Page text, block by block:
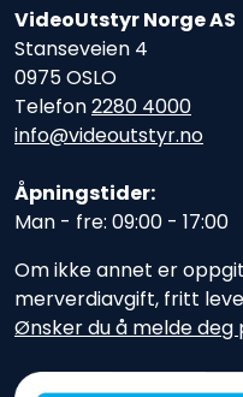
VideoUtstyr Norge AS
Stanseveien 4
0975 OSLO
Telefon2280 4000
info@videoutstyr.no
Åpningstider:
Man - fre: 09:00 - 17:00
Om ikke annet er
merverdiavgift, fritt
Ønsker du å melde